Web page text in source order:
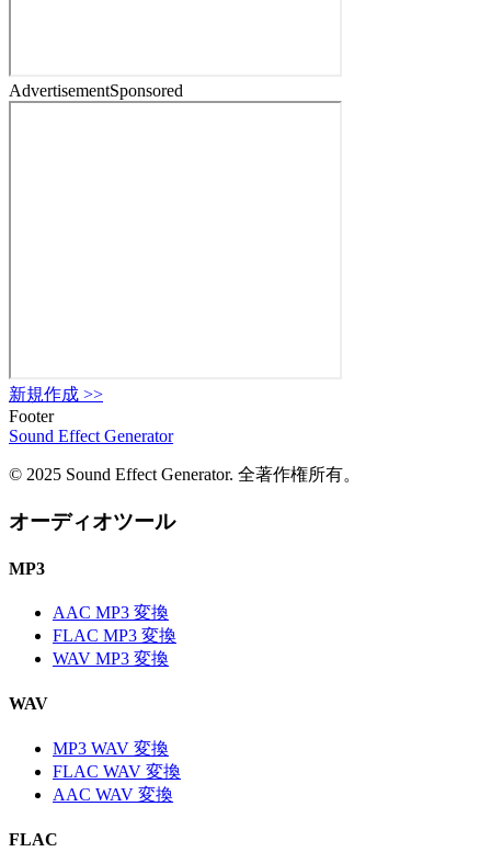
AdvertisementSponsored
新規作成 >>
Footer
Sound Effect Generator
© 2025 Sound Effect Generator. 全著作権所有。
オーディオツール
MP3
AAC MP3 変換
FLAC MP3 変換
WAV MP3 変換
WAV
MP3 WAV 変換
FLAC WAV 変換
AAC WAV 変換
FLAC